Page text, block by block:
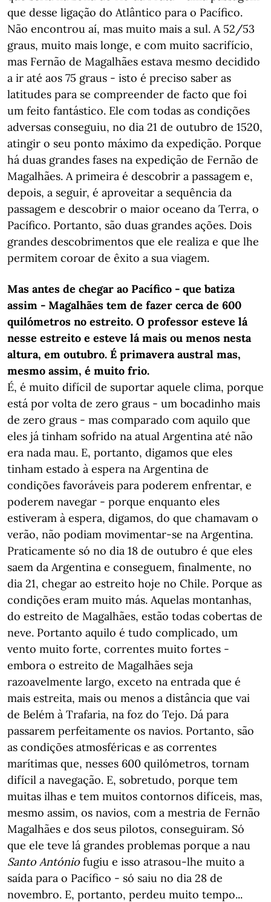
que desse ligação do Atlântico para o Pacífico.
Não encontrou aí, mas muito mais a sul. A 52/53
graus, muito mais longe, e com muito sacrifício,
mas Fernão de Magalhães estava mesmo decidido
a ir até aos 75 graus - isto é preciso saber as
latitudes para se compreender de facto que foi
um feito fantástico. Ele com todas as condições
adversas conseguiu, no dia 21 de outubro de 1520,
atingir o seu ponto máximo da expedição. Porque
há duas grandes fases na expedição de Fernão de
Magalhães. A primeira é descobrir a passagem e,
depois, a seguir, é aproveitar a sequência da
passagem e descobrir o maior oceano da Terra, o
Pacífico. Portanto, são duas grandes ações. Dois
grandes descobrimentos que ele realiza e que lhe
permitem coroar de êxito a sua viagem.
Mas antes de chegar ao Pacífico - que batiza
assim - Magalhães tem de fazer cerca de 600
quilómetros no estreito. O professor esteve lá
nesse estreito e esteve lá mais ou menos nesta
altura, em outubro. É primavera austral mas,
mesmo assim, é muito frio.
É, é muito difícil de suportar aquele clima, porque
está por volta de zero graus - um bocadinho mais
de zero graus - mas comparado com aquilo que
eles já tinham sofrido na atual Argentina até não
era nada mau. E, portanto, digamos que eles
tinham estado à espera na Argentina de
condições favoráveis para poderem enfrentar, e
poderem navegar - porque enquanto eles
estiveram à espera, digamos, do que chamavam o
verão, não podiam movimentar-se na Argentina.
Praticamente só no dia 18 de outubro é que eles
saem da Argentina e conseguem, finalmente, no
dia 21, chegar ao estreito hoje no Chile. Porque as
condições eram muito más. Aquelas montanhas,
do estreito de Magalhães, estão todas cobertas de
neve. Portanto aquilo é tudo complicado, um
vento muito forte, correntes muito fortes -
embora o estreito de Magalhães seja
razoavelmente largo, exceto na entrada que é
mais estreita, mais ou menos a distância que vai
de Belém à Trafaria, na foz do Tejo. Dá para
passarem perfeitamente os navios. Portanto, são
as condições atmosféricas e as correntes
marítimas que, nesses 600 quilómetros, tornam
difícil a navegação. E, sobretudo, porque tem
muitas ilhas e tem muitos contornos difíceis, mas,
mesmo assim, os navios, com a mestria de Fernão
Magalhães e dos seus pilotos, conseguiram. Só
que ele teve lá grandes problemas porque a nau
Santo António fugiu e isso atrasou-lhe muito a
saída para o Pacífico - só saiu no dia 28 de
novembro. E, portanto, perdeu muito tempo...